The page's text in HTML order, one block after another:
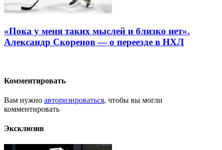
«Пока у меня таких мыслей и близко нет».
Александр Скоренов — о переезде в НХЛ
Комментировать
Вам нужно авторизироваться, чтобы вы могли
комментировать
Эксклюзив